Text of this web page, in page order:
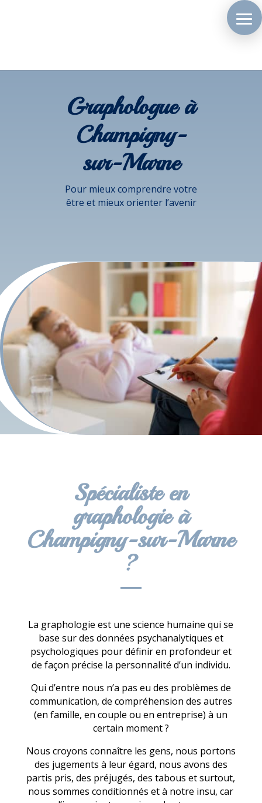
Graphologue à
Champigny-
sur-Marne
Pour mieux comprendre votre
être et mieux orienter l’avenir
Spécialiste en
graphologie à
Champigny-sur-Marne
?
La graphologie est une science humaine qui se
base sur des données psychanalytiques et
psychologiques pour définir en profondeur et
de façon précise la personnalité d’un individu.
Qui d’entre nous n’a pas eu des problèmes de
communication, de compréhension des autres
(en famille, en couple ou en entreprise) à un
certain moment ?
Nous croyons connaître les gens, nous portons
des jugements à leur égard, nous avons des
partis pris, des préjugés, des tabous et surtout,
nous sommes conditionnés et à notre insu, car